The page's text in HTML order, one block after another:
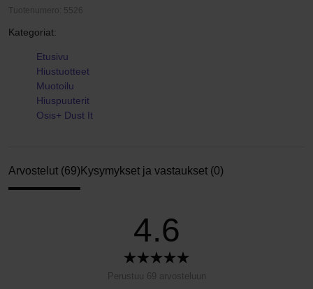
Tuotenumero: 5526
Kategoriat:
Etusivu
Hiustuotteet
Muotoilu
Hiuspuuterit
Osis+ Dust It
Arvostelut (69) Kysymykset ja vastaukset (0)
4.6
Perustuu 69 arvosteluun